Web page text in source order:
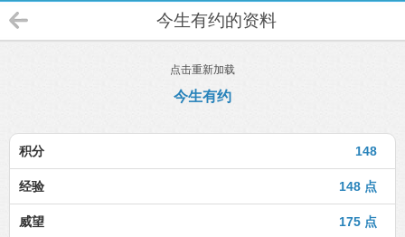
今生有约的资料
点击重新加载
今生有约
148
积分
148 点
经验
175 点
威望